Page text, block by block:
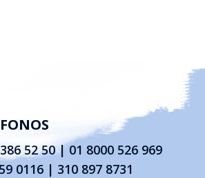
52 50| 01 8000 526 969
0116 | 310 897 8731